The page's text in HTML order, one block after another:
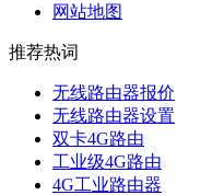
网站地图
推荐热词
无线路由器报价
无线路由器设置
双卡4G路由
工业级4G路由
4G工业路由器